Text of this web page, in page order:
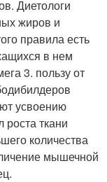
Диетологи
жиров и
правила есть
в нем
3. пользу от
усвоению
ткани
количества
мышечной